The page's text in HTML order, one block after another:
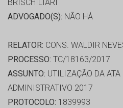
BRISCHILIARI
ADVOGADO(S): NÃO HÁ
RELATOR: CONS. WALDIR
PROCESSO: TC/18163/2017
ASSUNTO: UTILIZAÇÃO DA
ADMINISTRATIVO 2017
PROTOCOLO: 1839993